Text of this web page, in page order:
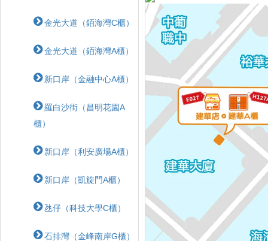
金光大道（銆海灣C櫃）
金光大道（銆海灣A櫃）
新口岸（金融中心A櫃）
羅白沙街（昌明花園A
櫃）
新口岸（利安廣場A櫃）
新口岸（凱旋門A櫃）
氹仔（科技大學C櫃）
石排灣（金峰南岸G櫃）